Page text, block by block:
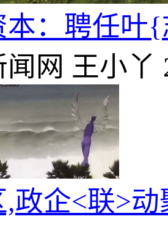
本：聘任
网 王小丫
,政企<联>